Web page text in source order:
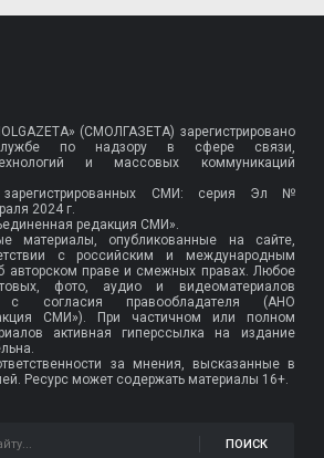
(СМОЛГАЗЕТА) зарегистрировано
по надзору в сфере связи,
и массовых коммуникаций
СМИ: серия Эл №
2024 г.
редакция СМИ».
материалы, опубликованные на сайте,
с российским и международным
авторском праве и смежных правах. Любое
фото, аудио и видеоматериалов
с согласия правообладателя (АНО
СМИ»). При частичном или полном
активная гиперссылка на издание
за мнения, высказанные в
Ресурс может содержать материалы 16+.
ПОИСК